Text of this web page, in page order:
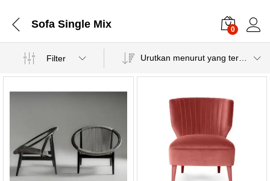
Sofa Single Mix 0
Filter